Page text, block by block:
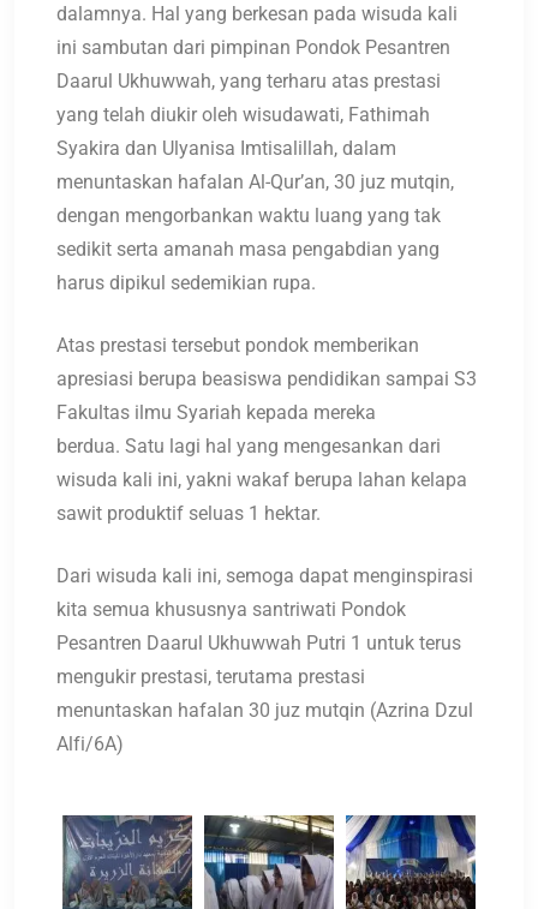
dalamnya. Hal yang berkesan pada wisuda kali
ini sambutan dari pimpinan Pondok Pesantren
Daarul Ukhuwwah, yang terharu atas prestasi
yang telah diukir oleh wisudawati, Fathimah
Syakira dan Ulyanisa Imtisalillah, dalam
menuntaskan hafalan Al-Qur’an, 30 juz mutqin,
dengan mengorbankan waktu luang yang tak
sedikit serta amanah masa pengabdian yang
harus dipikul sedemikian rupa.
Atas prestasi tersebut pondok memberikan
apresiasi berupa beasiswa pendidikan sampai S3
Fakultas ilmu Syariah kepada mereka
berdua. Satu lagi hal yang mengesankan dari
wisuda kali ini, yakni wakaf berupa lahan kelapa
sawit produktif seluas 1 hektar.
Dari wisuda kali ini, semoga dapat menginspirasi
kita semua khususnya santriwati Pondok
Pesantren Daarul Ukhuwwah Putri 1 untuk terus
mengukir prestasi, terutama prestasi
menuntaskan hafalan 30 juz mutqin (Azrina Dzul
Alfi/6A)